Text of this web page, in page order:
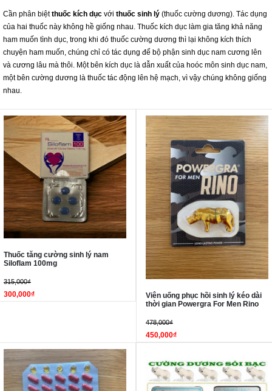
Cần phân biệtthuốc kích dục với thuốc sinh lý (thuốc cường dương). Tác dụng
của hai thuốc này không hề giống nhau. Thuốc kích dục làm gia tăng khả năng
ham muốn tình dục, trong khi đó thuốc cường dương thì lại không kích thích
chuyện ham muốn, chúng chỉ có tác dụng để bộ phận sinh dục nam cương lên
và cương lâu mà thôi. Một bên kích dục là dẫn xuất của hoóc môn sinh dục nam,
một bên cường dương là thuốc tác động lên hệ mạch, vì vậy chúng không giống
nhau.
Thuốc tăng cường sinh lý nam
Siloflam 100mg
315,000₫
300,000₫
Viên uống phục hồi sinh lý kéo dài
thời gian Powergra For Men Rino
478,000₫
450,000₫